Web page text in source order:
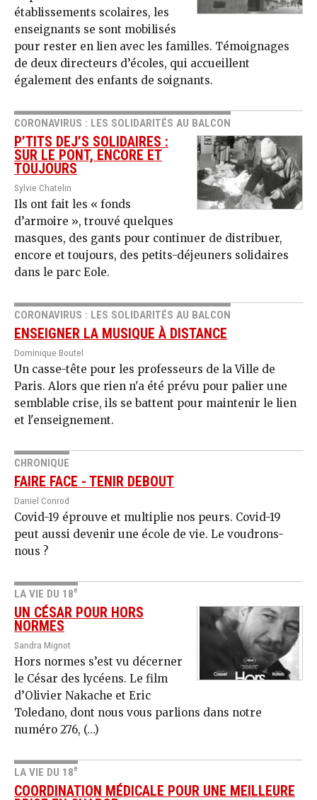
établissements scolaires, les
enseignants se sont mobilisés
pour rester en lien avec les familles. Témoignages
de deux directeurs d’écoles, qui accueillent
également des enfants de soignants.
CORONAVIRUS : LES SOLIDARITÉS AU BALCON
P’TITS DEJ’S SOLIDAIRES :
SUR LE PONT, ENCORE ET
TOUJOURS
Sylvie Chatelin
Ils ont fait les « fonds
d’armoire », trouvé quelques
masques, des gants pour continuer de distribuer,
encore et toujours, des petits-déjeuners solidaires
dans le parc Eole.
CORONAVIRUS : LES SOLIDARITÉS AU BALCON
ENSEIGNER LA MUSIQUE À DISTANCE
Dominique Boutel
Un casse-tête pour les professeurs de la Ville de
Paris. Alors que rien n'a été prévu pour palier une
semblable crise, ils se battent pour maintenir le lien
et l'enseignement.
CHRONIQUE
FAIRE FACE - TENIR DEBOUT
Daniel Conrod
Covid-19 éprouve et multiplie nos peurs. Covid-19
peut aussi devenir une école de vie. Le voudrons-
nous ?
LA VIE DU 18e
UN CÉSAR POUR HORS
NORMES
Sandra Mignot
Hors normes s’est vu décerner
le César des lycéens. Le film
d’Olivier Nakache et Eric
Toledano, dont nous vous parlions dans notre
numéro 276, (…)
LA VIE DU 18e
COORDINATION MÉDICALE POUR UNE MEILLEURE